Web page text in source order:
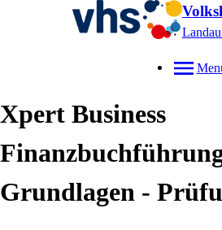
Xpert Business
Grundlagen -